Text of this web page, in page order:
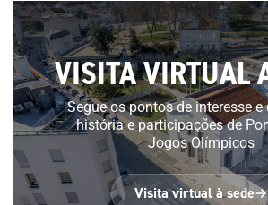
VISITA VIRTUAL
Segue os pontos de interesse e
história e participações de
Jogos Olímpicos
Visita virtual à sede